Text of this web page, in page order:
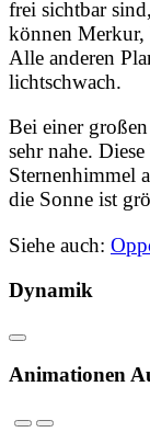
frei sichtbar
können Merkur,
Alle anderen
lichtschwach.
Bei einer
sehr nahe.
Sternenhimmel
die Sonne ist
Siehe auch:
Dynamik
Animationen